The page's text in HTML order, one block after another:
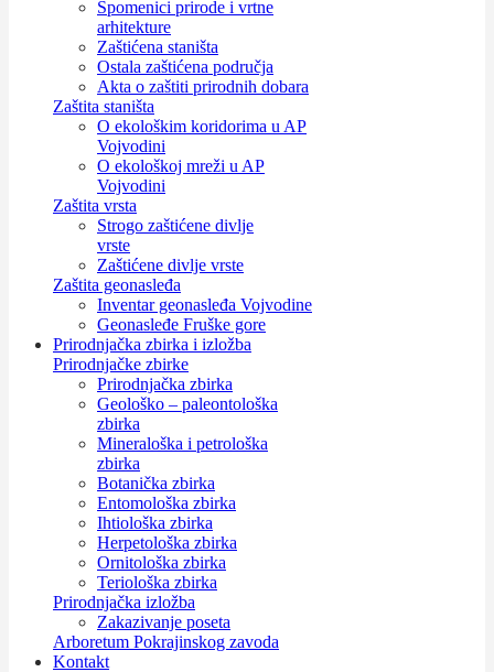
Spomenici prirode i vrtne
arhitekture
Zaštićena staništa
Ostala zaštićena područja
Akta o zaštiti prirodnih dobara
Zaštita staništa
O ekološkim koridorima u AP
Vojvodini
O ekološkoj mreži u AP
Vojvodini
Zaštita vrsta
Strogo zaštićene divlje
vrste
Zaštićene divlje vrste
Zaštita geonasleđa
Inventar geonasleđa Vojvodine
Geonasleđe Fruške gore
Prirodnjačka zbirka i izložba
Prirodnjačke zbirke
Prirodnjačka zbirka
Geološko – paleontološka
zbirka
Mineraloška i petrološka
zbirka
Botanička zbirka
Entomološka zbirka
Ihtiološka zbirka
Herpetološka zbirka
Ornitološka zbirka
Teriološka zbirka
Prirodnjačka izložba
Zakazivanje poseta
Arboretum Pokrajinskog zavoda
Kontakt